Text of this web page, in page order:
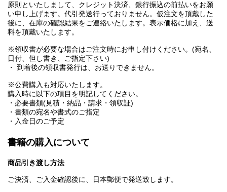
原則といたしまして、クレジット決済、銀行振込の前払いをお願
い申し上げます。代引発送行っておりません。仮注文を頂戴した
後に、在庫の確認結果をご連絡いたします。表示価格に加え、送
料を頂戴いたします。
※領収書が必要な場合はご注文時にお申し付けください。(宛名、
日付、但し書き、ご指定下さい)
・ 到着後の領収書発行は、お送りできません。
※公費購入も対応いたします。
購入時に以下の項目を明記してください。
・必要書類(見積・納品・請求・領収証)
・書類の宛名や書式のご指定
・入金日のご予定
書籍の購入について
商品引き渡し方法
ご決済、ご入金確認後に、日本郵便で発送致します。